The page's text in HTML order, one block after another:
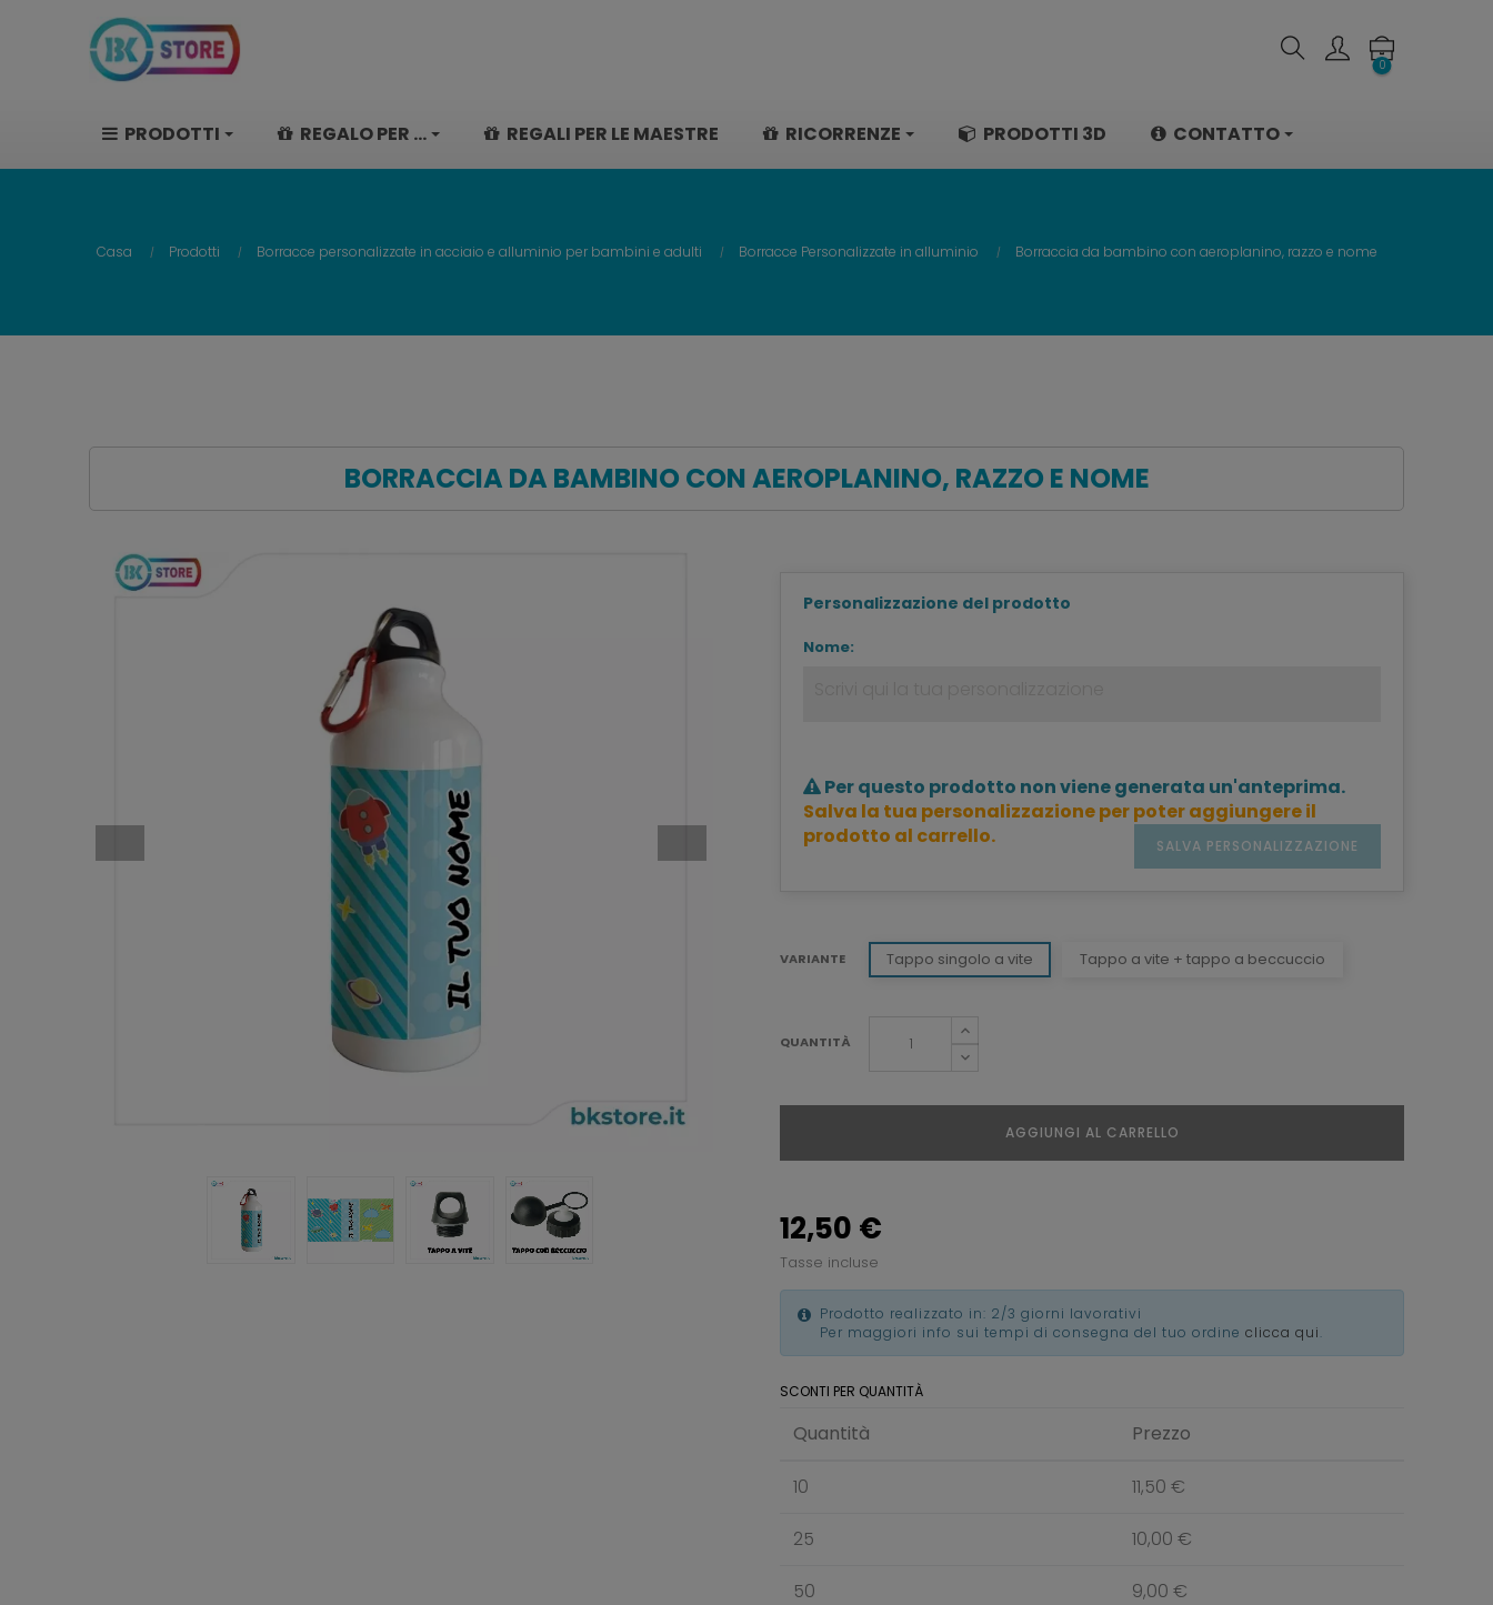
0
PRODOTTI REGALO PER ... REGALI PER LE MAESTRE RICORRENZE PRODOTTI 3D CONTATTO
Casa Prodotti Borracce personalizzate in acciaio e alluminio per bambini e adulti Borracce Personalizzate in alluminio Borraccia da bambino con aeroplanino, razzo e nome
BORRACCIA DA BAMBINO CON AEROPLANINO, RAZZO E NOME
Personalizzazione del prodotto
Nome:
Per questo prodotto non viene generata un'anteprima.
Salva la tua personalizzazione per poter aggiungere il
prodotto al carrello.
SALVA PERSONALIZZAZIONE
VARIANTE Tappo singolo a vite Tappo a vite + tappo a beccuccio
QUANTITÀ
AGGIUNGI AL CARRELLO
12,50 €
Tasse incluse
Prodotto realizzato in: 2/3 giorni lavorativi
Per maggiori info sui tempi di consegna del tuo ordine clicca qui.
SCONTI PER QUANTITÀ
Quantità Prezzo
10 11,50 €
25 10,00 €
50 9,00 €